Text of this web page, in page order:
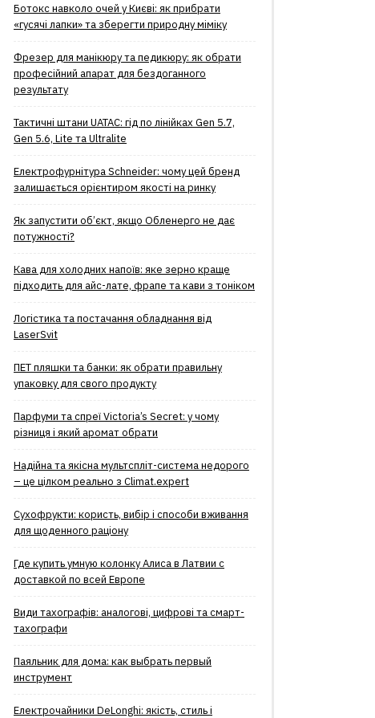
Ботокс навколо очей у Києві: як прибрати
«гусячі лапки» та зберегти природну міміку
Фрезер для манікюру та педикюру: як обрати
професійний апарат для бездоганного
результату
Тактичні штани UATAC: гід по лінійках Gen 5.7,
Gen 5.6, Lite та Ultralite
Електрофурнітура Schneider: чому цей бренд
залишається орієнтиром якості на ринку
Як запустити об’єкт, якщо Обленерго не дає
потужності?
Кава для холодних напоїв: яке зерно краще
підходить для айс-лате, фрапе та кави з тоніком
Логістика та постачання обладнання від
LaserSvit
ПЕТ пляшки та банки: як обрати правильну
упаковку для свого продукту
Парфуми та спреї Victoria’s Secret: у чому
різниця і який аромат обрати
Надійна та якісна мультспліт-система недорого
– це цілком реально з Climat.еxpert
Сухофрукти: користь, вибір і способи вживання
для щоденного раціону
Где купить умную колонку Алиса в Латвии с
доставкой по всей Европе
Види тахографів: аналогові, цифрові та смарт-
тахографи
Паяльник для дома: как выбрать первый
инструмент
Електрочайники DeLonghi: якість, стиль і